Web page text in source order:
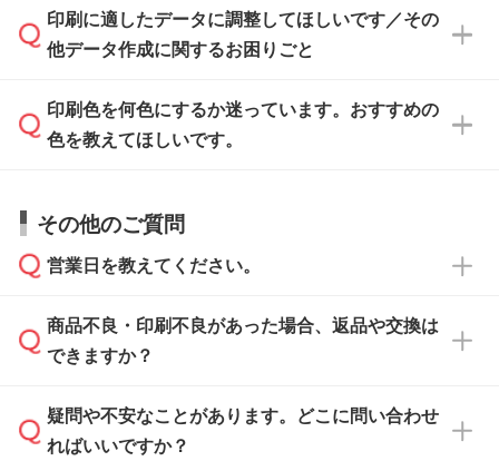
ご入稿後は経験豊富なスタッフがデータに不備
がないかチェックし、お客様と確認してから印
刷に進みますので、ご安心ください。
入稿用のテンプレートはPDF形式ですが、
IllustratorやPhotoshopで開いてご利用いただけ
方」をご確認ください。
印刷に適したデータ・解像度かどうか、担当ス
タッフが事前に確認いたします。
ムへ添付いただくか、担当スタッフ宛にメール
でお送りください。
い合わせください。
なお、印刷用データの作り方に関する詳細は、
印刷に適したデータに調整してほしいです／その
他データ作成に関するお困りごと
データ作成でお困りの際には、担当スタッフが
サポートいたしますのでお気軽にご相談くださ
から添付してお送りください。
・解像度の低いデータをトレース/調整してほ
しい
解像度の低い画像や、手書きのイラスト、写真
などを、印刷に適したベクターデータに変換し
・フルカラーデータを1色に変換してほしい
印刷色を何色にするか迷っています。おすすめの
色を教えてほしいです。
お見積・ご注文・
相談いただきますと、担当スタッフがお客様の
ご希望や商品の本体色を確認し、印刷色をご提
本体色がブラック、ネイビーなど濃色の場合は
白色か淡い色の印刷色をおすすめしておりま
す。
本体色がナチュラルなど淡色の場合、印刷をく
っきりと目立たせたいときは濃い印刷色が、柔
らかい雰囲気にしたいときは淡い印刷色が映え
その他のご質問
営業日を教えてください。
営業日は平日の10:00～18:00で、土日祝日はお
休みとなります。注文・見積・お問い合わせ
速やかに対応いたします。
商品不良・印刷不良があった場合、返品や交換は
できますか？
お手数をお掛けいたしますが、至急担当スタッ
フまでご連絡ください。商品の状況を確認し、
疑問や不安なことがあります。どこに問い合わせ
ればいいですか？